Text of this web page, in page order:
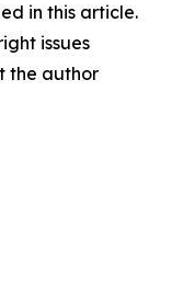
in this article.
issues
the author